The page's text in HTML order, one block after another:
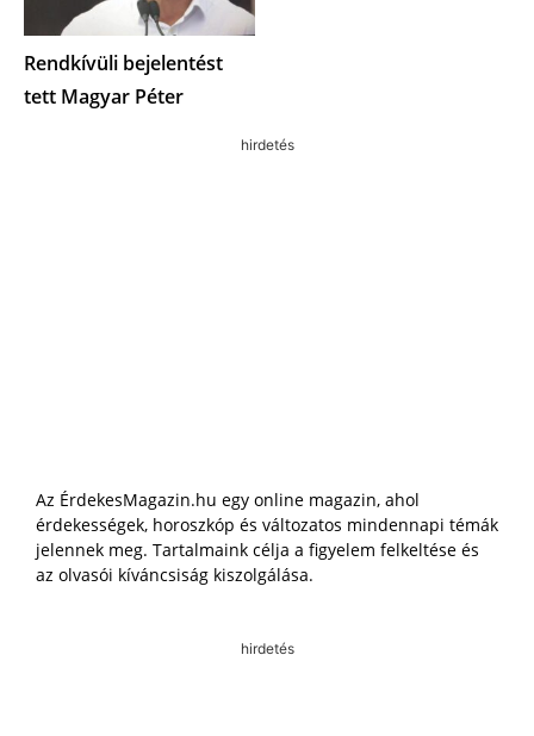
Rendkívüli bejelentést
tett Magyar Péter
hirdetés
Az ÉrdekesMagazin.hu egy online magazin, ahol
érdekességek, horoszkóp és változatos mindennapi témák
jelennek meg. Tartalmaink célja a figyelem felkeltése és
az olvasói kíváncsiság kiszolgálása.
hirdetés